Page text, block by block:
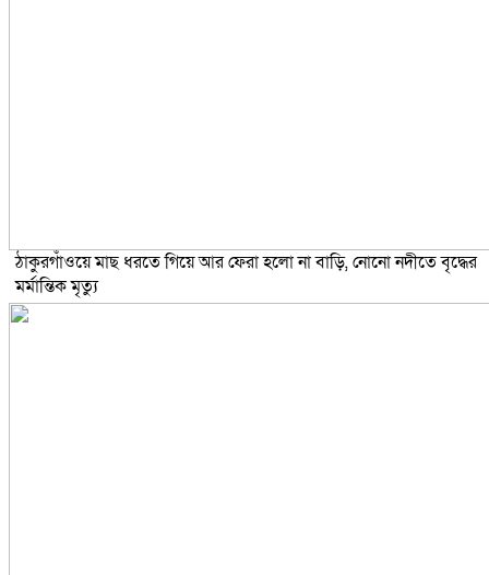
ঠাকুরগাঁওয়ে মাছ ধরতে গিয়ে আর ফেরা হলো না বাড়ি, নোনো নদীতে বৃদ্ধের
মর্মান্তিক মৃত্যু